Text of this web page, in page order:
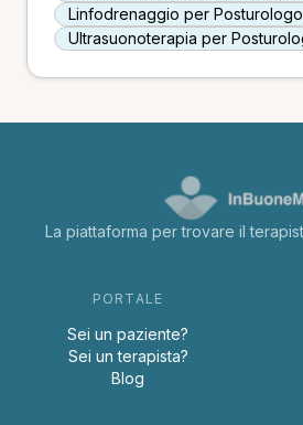
Linfodrenaggio per
Ultrasuonoterapia per
La piattaforma per trovare il
PORTALE
Sei un paziente?
Sei un terapista?
Blog